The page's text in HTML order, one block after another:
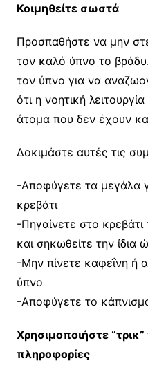
Κοιμηθείτε σωστά
Προσπαθήστε να μην
τον καλό ύπνο το
τον ύπνο για να
ότι η νοητική
άτομα που δεν έχουν
Δοκιμάστε αυτές τις
-Αποφύγετε τα μεγάλα
κρεβάτι
-Πηγαίνετε στο
και σηκωθείτε την ίδια
-Μην πίνετε καφεΐνη ή
ύπνο
-Αποφύγετε το
Χρησιμοποιήστε
πληροφορίες